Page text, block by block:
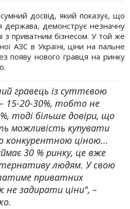
досвід, який показує, що
держава, демонструє незначну
з приватним бізнесом. У той же
АЗС в Україні, ціни на пальне
появу нового гравця на ринку
гравець із суттєвою
15-20-30%, тобто не
тоді більше довіри, що
можливість купувати
конкурентною ціною...
30 % ринку, це вже
людям. У свою
приватних
задирати ціни", –